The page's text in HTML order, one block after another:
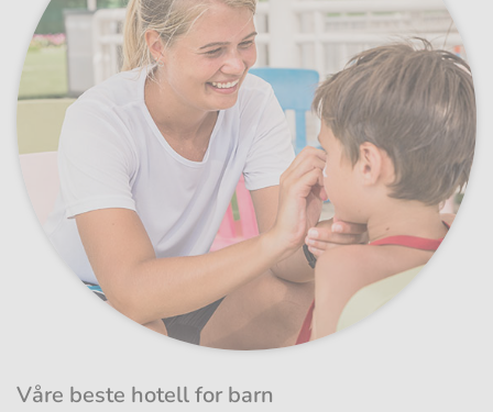
Våre beste hotell for barn